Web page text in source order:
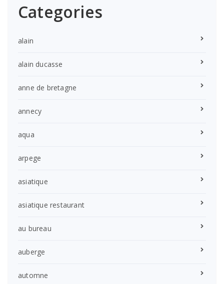
Categories
alain
alain ducasse
anne de bretagne
annecy
aqua
arpege
asiatique
asiatique restaurant
au bureau
auberge
automne